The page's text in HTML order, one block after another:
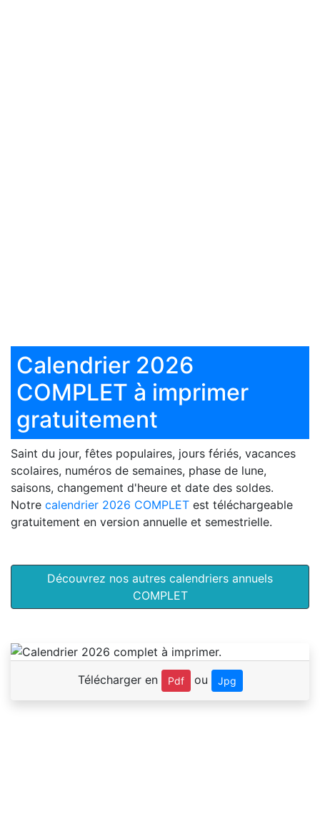
Calendrier 2026
COMPLET à imprimer
gratuitement
Saint du jour, fêtes populaires, jours fériés, vacances
scolaires, numéros de semaines, phase de lune,
saisons, changement d'heure et date des soldes.
Notre calendrier 2026 COMPLET est téléchargeable
gratuitement en version annuelle et semestrielle.
Découvrez nos autres calendriers annuels
COMPLET
Télécharger en Pdf ou Jpg